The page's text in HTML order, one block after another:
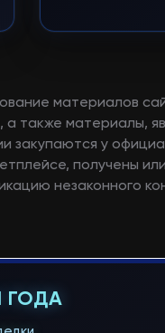
материалов
а также материалы,
закупаются у
получены
незаконного
ГОДА